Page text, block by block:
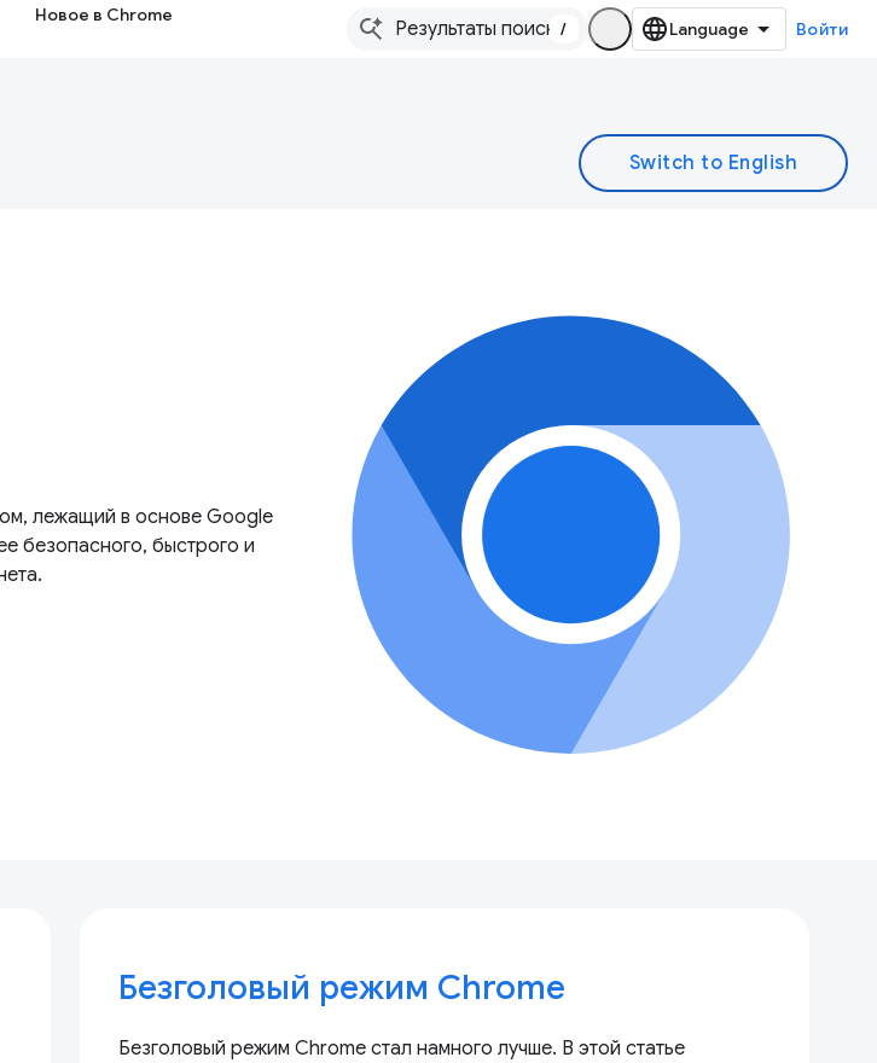
Новое в Chrome
/
Войти
лежащий в основе Google
безопасного, быстрого и
Безголовый режим Chrome
Безголовый режим Chrome стал намного лучше. В этой статье